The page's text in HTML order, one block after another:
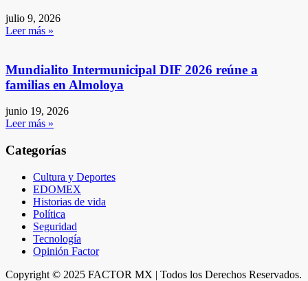
julio 9, 2026
Leer más »
Mundialito Intermunicipal DIF 2026 reúne a
familias en Almoloya
junio 19, 2026
Leer más »
Categorías
Cultura y Deportes
EDOMEX
Historias de vida
Política
Seguridad
Tecnología
Opinión Factor
Copyright © 2025 FACTOR MX | Todos los Derechos Reservados.